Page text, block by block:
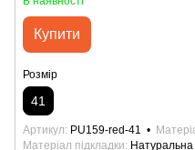
Купити
Розмір
41
Артикул PU159-red-41
Матеріал підкладки
Натуральна